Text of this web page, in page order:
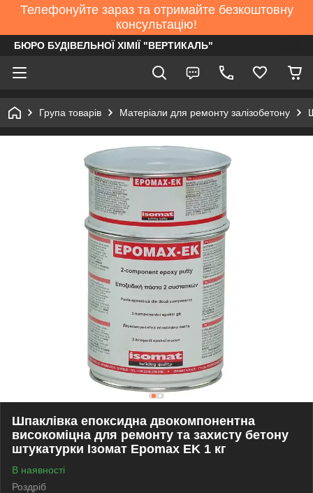
Телефонуйте зараз та отримайте безкоштовну
консультацію!
БЮРО БУДІВЕЛЬНОЇ ХІМІЇ "ВЕРТИКАЛЬ"
Група товарів Матеріали для ремонту залізобетону
Шпаклівка епоксидна двокомпонентна
високоміцна для ремонту та захисту бетону
штукатурки Ізомат Epomax EK 1 кг
В наявності
Роздріб